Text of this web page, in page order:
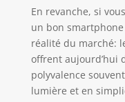
s'enlève
utilisée.
appareil
vous de
adapté à
En revanche, si
un bon
réalité du marché:
offrent aujourd’hui
polyvalence
lumière et en